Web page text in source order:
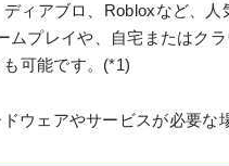
ィアブロ、Robloxなど、
ムプレイや、自宅またはク
可能です。(*1)
ウェアやサービスが必要な